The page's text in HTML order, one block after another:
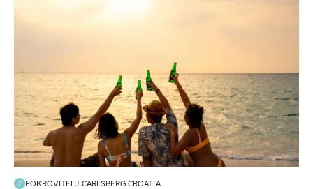
POKROVITELJ CARLSBERG CROATIA